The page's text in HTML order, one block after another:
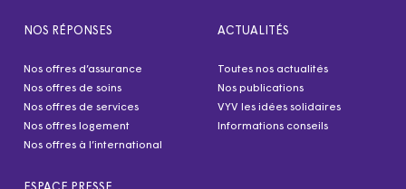
NOS RÉPONSES
Nos offres d’assurance
Nos offres de soins
Nos offres de services
Nos offres logement
Nos offres à l’international
ACTUALITÉS
Toutes nos actualités
Nos publications
VYV les idées solidaires
Informations conseils